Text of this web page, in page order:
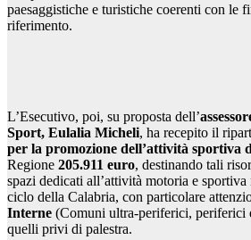
paesaggistiche e turistiche coerenti con le
riferimento.
L’Esecutivo, poi, su proposta dell’
Sport, Eulalia Micheli, ha recepito il
per la promozione dell’attività sportiva
Regione 205.911 euro, destinando tali
spazi dedicati all’attività motoria e
ciclo della Calabria, con particolare
Interne (Comuni ultra-periferici, periferici
quelli privi di palestra.